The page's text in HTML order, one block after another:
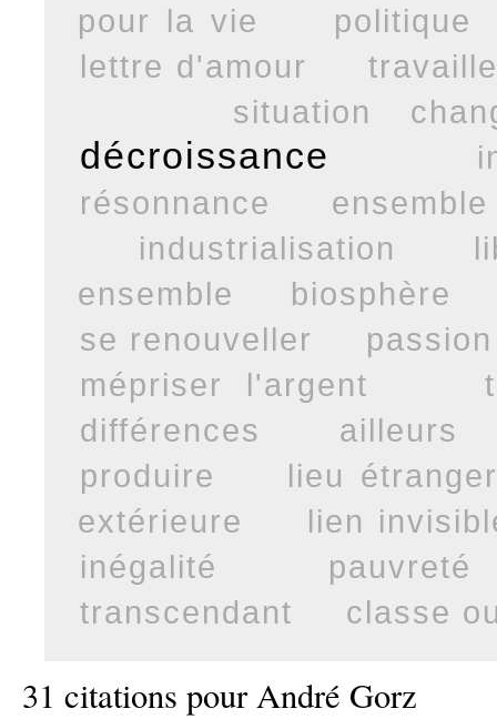
pour la vie
politique
lettre d'amour
situation
décroissance
résonnance
ensemble
industrialisation
ensemble
biosphère
se renouveller
mépriser l'argent
différences
ailleurs
produire
lieu étranger
extérieure
lien
inégalité
pauvreté
transcendant
classe
31 citations pour André Gorz